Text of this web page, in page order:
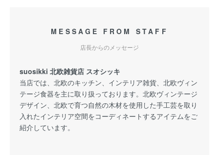
MESSAGE FROM STAFF
店長からのメッセージ
suosikki 北欧雑貨店 スオシッキ
当店では、北欧のキッチン、インテリア雑貨、北欧ヴィン
テージ食器を主に取り扱っております。北欧ヴィンテージ
デザイン、北欧で育つ自然の木材を使用した手工芸を取り
入れたインテリア空間をコーディネートするアイテムをご
紹介しています。